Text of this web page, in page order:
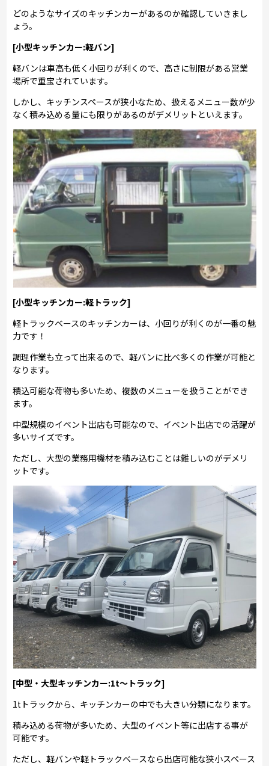
どのようなサイズのキッチンカーがあるのか確認していきまし
ょう。
[小型キッチンカー:軽バン]
軽バンは車高も低く小回りが利くので、高さに制限がある営業
場所で重宝されています。
しかし、キッチンスペースが狭小なため、扱えるメニュー数が少
なく積み込める量にも限りがあるのがデメリットといえます。
[小型キッチンカー:軽トラック]
軽トラックベースのキッチンカーは、小回りが利くのが一番の魅
力です！
調理作業も立って出来るので、軽バンに比べ多くの作業が可能と
なります。
積込可能な荷物も多いため、複数のメニューを扱うことができ
ます。
中型規模のイベント出店も可能なので、イベント出店での活躍が
多いサイズです。
ただし、大型の業務用機材を積み込むことは難しいのがデメリ
ットです。
[中型・大型キッチンカー:1t～トラック]
1tトラックから、キッチンカーの中でも大きい分類になります。
積み込める荷物が多いため、大型のイベント等に出店する事が
可能です。
ただし、軽バンや軽トラックベースなら出店可能な狭小スペース